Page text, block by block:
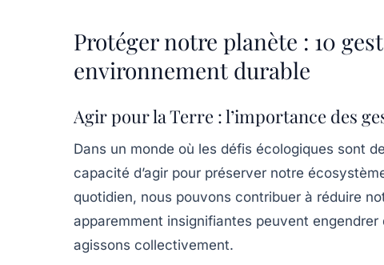
Protéger notre planète : 10
environnement durable
Agir pour la Terre : l’importance des
Dans un monde où les défis écologiques sont
capacité d’agir pour préserver notre
quotidien, nous pouvons contribuer à réduire
apparemment insignifiantes peuvent
agissons collectivement.